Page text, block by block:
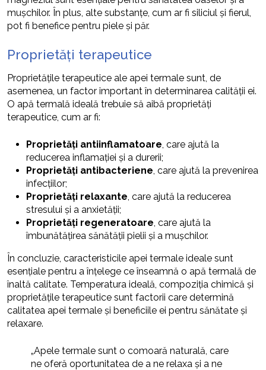
mușchilor. În plus, alte substanțe, cum ar fi siliciul și fierul,
pot fi benefice pentru piele și păr.
Proprietăți terapeutice
Proprietățile terapeutice ale apei termale sunt, de
asemenea, un factor important în determinarea calității ei.
O apă termală ideală trebuie să aibă proprietăți
terapeutice, cum ar fi:
Proprietăți antiinflamatoare , care ajută la
reducerea inflamației și a durerii;
Proprietăți antibacteriene , care ajută la prevenirea
infecțiilor;
Proprietăți relaxante , care ajută la reducerea
stresului și a anxietății;
Proprietăți regeneratoare , care ajută la
îmbunătățirea sănătății pielii și a mușchilor.
În concluzie, caracteristicile apei termale ideale sunt
esențiale pentru a înțelege ce înseamnă o apă termală de
înaltă calitate. Temperatura ideală, compoziția chimică și
proprietățile terapeutice sunt factorii care determină
calitatea apei termale și beneficiile ei pentru sănătate și
relaxare.
„Apele termale sunt o comoară naturală, care
ne oferă oportunitatea de a ne relaxa și a ne